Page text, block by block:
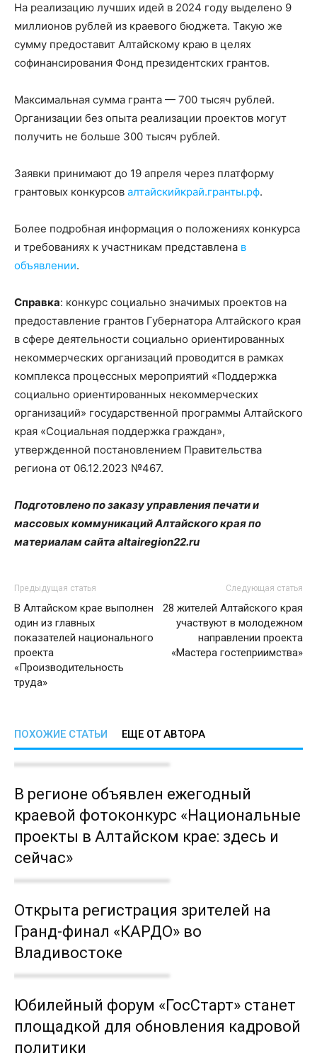
На реализацию лучших идей в 2024 году выделено 9
миллионов рублей из краевого бюджета. Такую же
сумму предоставит Алтайскому краю в целях
софинансирования Фонд президентских грантов.
Максимальная сумма гранта — 700 тысяч рублей.
Организации без опыта реализации проектов могут
получить не больше 300 тысяч рублей.
Заявки принимают до 19 апреля через платформу
грантовых конкурсов алтайскийкрай.гранты.рф.
Более подробная информация о положениях конкурса
и требованиях к участникам представлена в
объявлении.
Справка: конкурс социально значимых проектов на
предоставление грантов Губернатора Алтайского края
в сфере деятельности социально ориентированных
некоммерческих организаций проводится в рамках
комплекса процессных мероприятий «Поддержка
социально ориентированных некоммерческих
организаций» государственной программы Алтайского
края «Социальная поддержка граждан»,
утвержденной постановлением Правительства
региона от 06.12.2023 №467.
Подготовлено по заказу управления печати и
массовых коммуникаций Алтайского края по
материалам сайта altairegion22.ru
Предыдущая статья
В Алтайском крае выполнен
один из главных
показателей национального
проекта
«Производительность
труда»
Следующая статья
28 жителей Алтайского края
участвуют в молодежном
направлении проекта
«Мастера гостеприимства»
ПОХОЖИЕ СТАТЬИ ЕЩЕ ОТ АВТОРА
В регионе объявлен ежегодный
краевой фотоконкурс «Национальные
проекты в Алтайском крае: здесь и
сейчас»
Открыта регистрация зрителей на
Гранд-финал «КАРДО» во
Владивостоке
Юбилейный форум «ГосСтарт» станет
площадкой для обновления кадровой
политики